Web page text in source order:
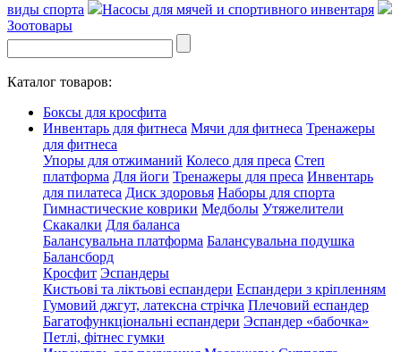
виды спорта
Насосы для мячей и спортивного инвентаря
Зоотовары
Каталог товаров:
Боксы для кросфита
Инвентарь для фитнеса Мячи для фитнеса Тренажеры
для фитнеса
Упоры для отжиманий Колесо для преса Степ
платформа Для йоги Тренажеры для преса Инвентарь
для пилатеса Диск здоровья Наборы для спорта
Гимнастические коврики Медболы Утяжелители
Скакалки Для баланса
Балансувальна платформа Балансувальна подушка
Балансборд
Кросфит Эспандеры
Кистьові та ліктьові еспандери Еспандери з кріпленням
Гумовий джгут, латексна стрічка Плечовий еспандер
Багатофункціональні еспандери Эспандер «бабочка»
Петлі, фітнес гумки